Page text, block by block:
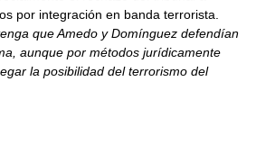
por integración en banda terrorista.
que Amedo y Domínguez defendían
aunque por métodos jurídicamente
la posibilidad del terrorismo del